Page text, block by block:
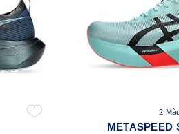
2
METASPEED